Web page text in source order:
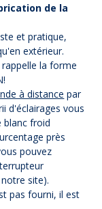
de la
et pratique,
extérieur.
rappelle la forme
à distance par
d'éclairages vous
blanc froid
près
pouvez
site).
pas fourni, il est